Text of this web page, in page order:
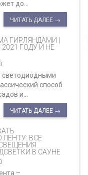
до...
ЧИТАТЬ ДАЛЕЕ →
ГИРЛЯНДАМИ |
ГОДУ И НЕ
способ
и...
ЧИТАТЬ ДАЛЕЕ →
ВСЕ
В САУНЕ
–